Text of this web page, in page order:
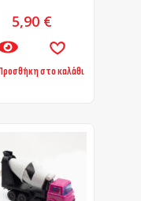
5,90 €
στο καλάθι